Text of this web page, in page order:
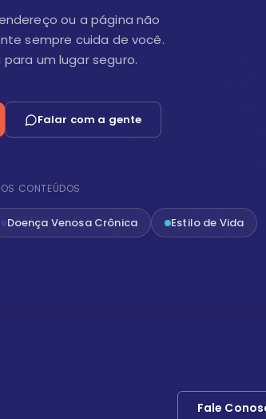
ou a página não
sempre cuida de você.
um lugar seguro.
Falar com a gente
CONTEÚDOS
Doença Venosa Crônica Estilo de Vida
Fale